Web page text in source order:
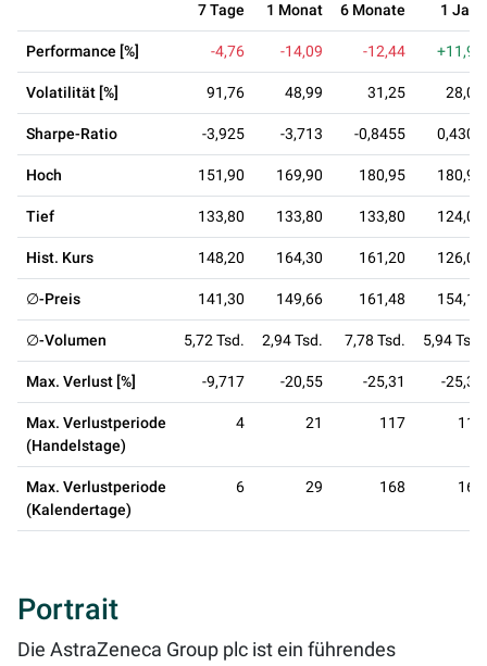
7 Tage 1 Monat 6 Monate 1 Jahr
Performance [%] -4,76 -14,09 -12,44 +11,98
Volatilität [%] 91,76 48,99 31,25 28,00
Sharpe-Ratio -3,925 -3,713 -0,8455 0,4304
Hoch 151,90 169,90 180,95 180,95
Tief 133,80 133,80 133,80 124,00
Hist. Kurs 148,20 164,30 161,20 126,05
∅-Preis 141,30 149,66 161,48 154,18
∅-Volumen 5,72 Tsd. 2,94 Tsd. 7,78 Tsd. 5,94 Tsd.
Max. Verlust [%] -9,717 -20,55 -25,31 -25,31
Max. Verlustperiode
(Handelstage)
4 21 117 117
Max. Verlustperiode
(Kalendertage)
6 29 168 168
Portrait
Die AstraZeneca Group plc ist ein führendes